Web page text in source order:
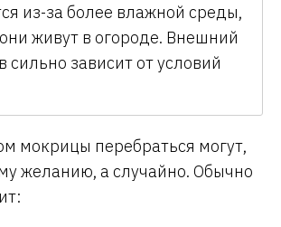
из-за более влажной среды,
живут в огороде. Внешний
сильно зависит от условий
мокрицы перебраться могут,
желанию, а случайно. Обычно